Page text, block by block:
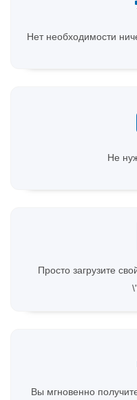
Нет необходимости
Не
Просто загрузите
Вы мгновенно